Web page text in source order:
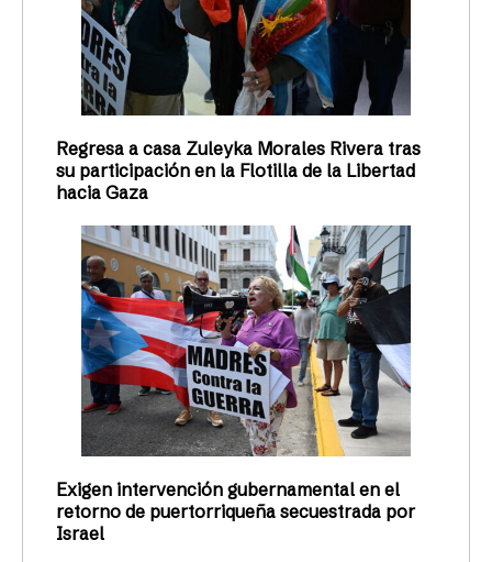
Regresa a casa Zuleyka Morales Rivera tras
su participación en la Flotilla de la Libertad
hacia Gaza
Exigen intervención gubernamental en el
retorno de puertorriqueña secuestrada por
Israel